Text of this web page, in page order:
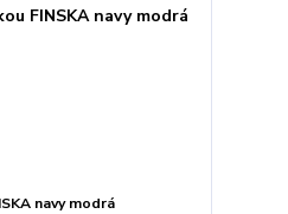
navy modrá